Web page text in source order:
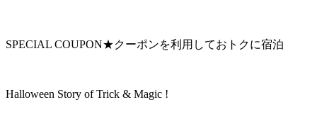
SPECIAL COUPON★クーポンを利用しておトクに宿泊
Halloween Story of Trick & Magic !